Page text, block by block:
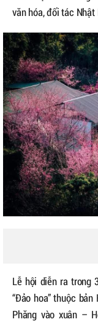
văn hóa, đối tác
Lễ hội diễn ra trong
“Đảo hoa” thuộc
Phăng vào xuân –